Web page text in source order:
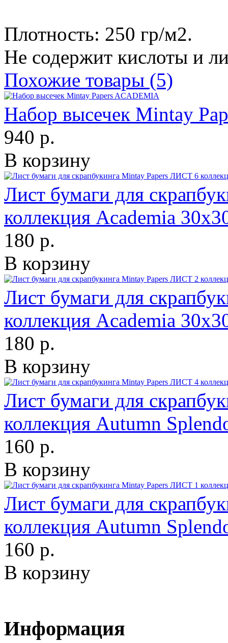
Плотность: 250 гр/м2.
Не содержит кислоты и
Похожие товары (5)
Набор высечек Mintay
940 р.
В корзину
Лист бумаги для
коллекция Academia
180 р.
В корзину
Лист бумаги для
коллекция Academia
180 р.
В корзину
Лист бумаги для
коллекция Autumn
160 р.
В корзину
Лист бумаги для
коллекция Autumn
160 р.
В корзину
Информация